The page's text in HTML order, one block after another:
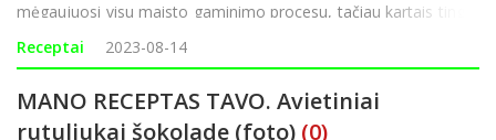
mėgaujuosi visu maisto gaminimo procesu, tačiau kartais tingisi
ir norisi kažko labai greito, paprasto bei skanaus. „Paprasti, bet
ne prasti!“ – taip
Receptai 2023-08-14
MANO RECEPTAS TAVO. Avietiniai
rutuliukai šokolade (foto) (0)